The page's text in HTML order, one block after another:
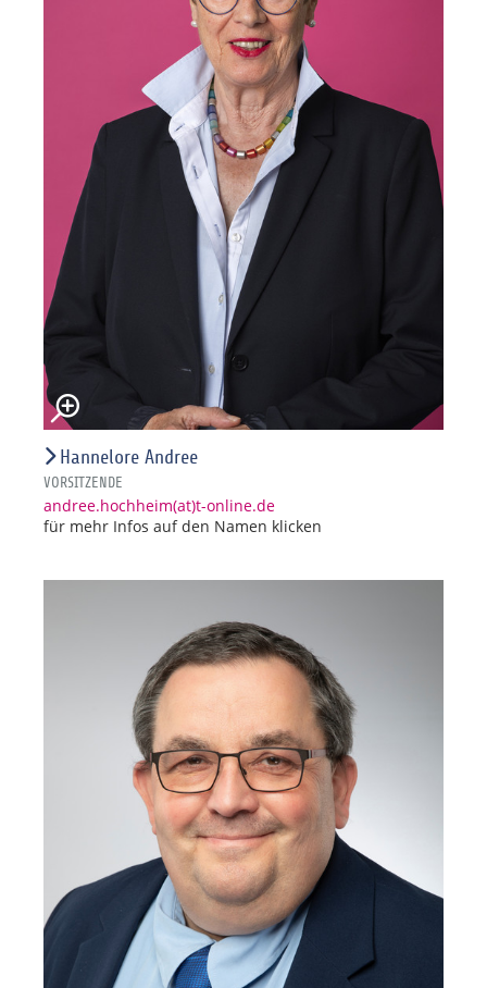
Hannelore Andree
VORSITZENDE
andree.hochheim(at)t-online.de
für mehr Infos auf den Namen klicken